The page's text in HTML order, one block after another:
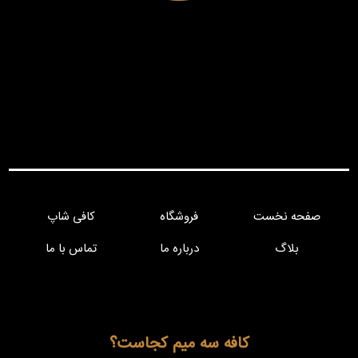
صفحه نخست فروشگاه
کافی شاپ
بلاگ
درباره ما تماس با ما
کافه سه میم کجاست؟